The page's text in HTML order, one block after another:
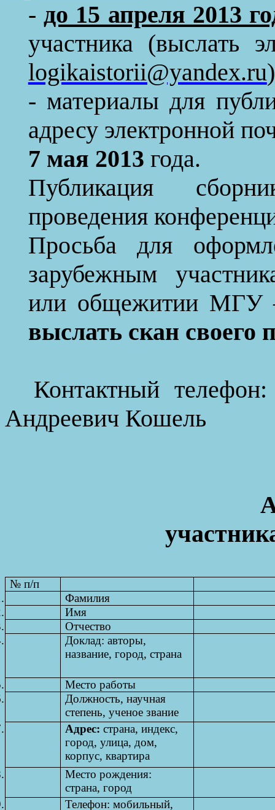
-до 15 апреля 2013
участника (выслать
logikaistorii@yandex.ru)
- материалы для
адресу электронной
7 мая 2013 года.
Публикация
проведения
Просьба для
зарубежным
или общежитии МГУ
выслать скан своего
Контактный
Андреевич Кошель
№п/п
Фамилия
Имя
Отчество
Доклад: авторы,
название, город, страна
Место работы
Должность, научная
степень, ученое звание
Адрес: страна, индекс,
город, улица, дом,
корпус, квартира
Место рождения:
страна, город
Телефон: мобильный,